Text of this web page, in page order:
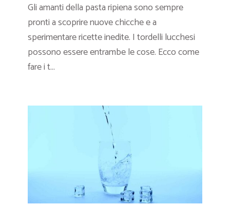
Gli amanti della pasta ripiena sono sempre
pronti a scoprire nuove chicche e a
sperimentare ricette inedite. I tordelli lucchesi
possono essere entrambe le cose. Ecco come
fare i t...